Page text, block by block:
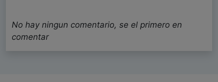
No hay ningun comentario, se el primero en
comentar